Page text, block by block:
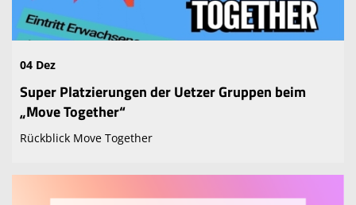
04 Dez
Super Platzierungen der Uetzer Gruppen beim
„Move Together“
Rückblick Move Together